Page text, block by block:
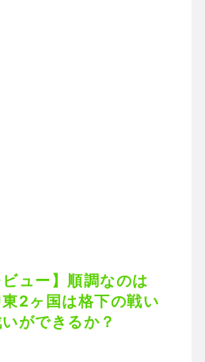
ビュー】順調なのは
2ヶ国は格下の戦い
ができるか？